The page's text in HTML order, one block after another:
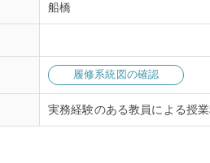
船橋
履修系統図の確認
実務経験のある教員による授業